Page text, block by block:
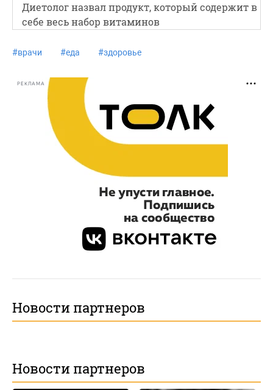
Диетолог назвал продукт, который содержит в
себе весь набор витаминов
#врачи #еда #здоровье
РЕКЛАМА
Новости партнеров
Новости партнеров